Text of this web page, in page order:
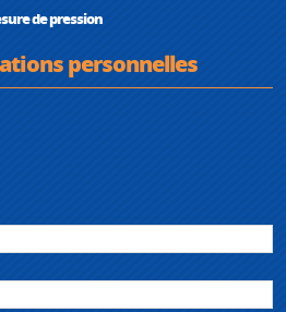
de pression
personnelles